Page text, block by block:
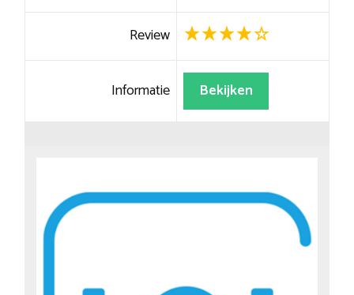
Review
Informatie Bekijken